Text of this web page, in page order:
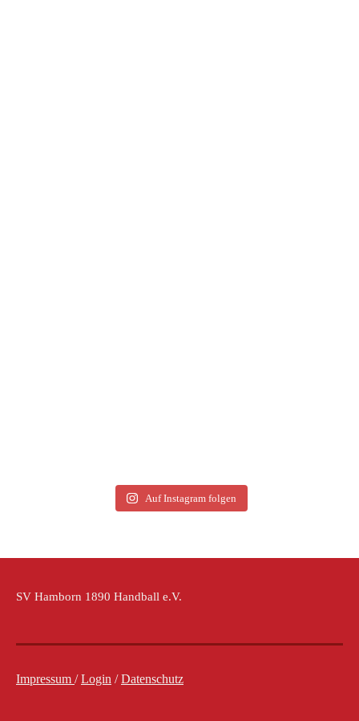
Auf Instagram folgen
SV Hamborn 1890 Handball e.V.
Impressum /Login /Datenschutz